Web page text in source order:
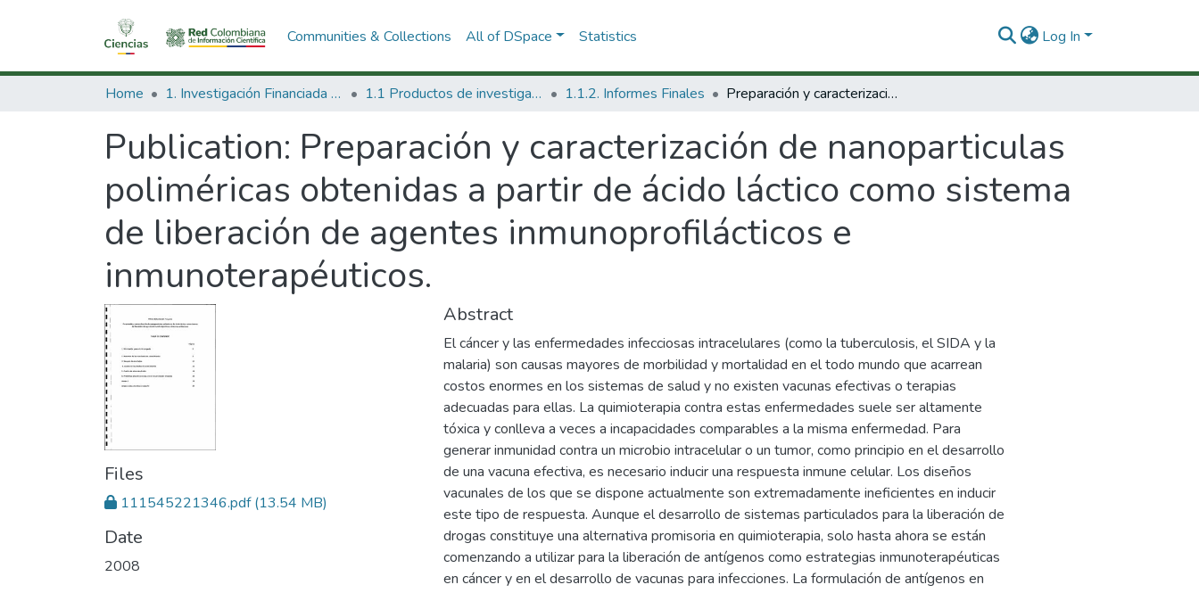
Communities & Collections All of DSpace Statistics Log In
Home 1. Investigación Financiada con Recursos Públicos 1.1 Productos de investigación 1.1.2. Informes Finales Preparación y caracterización de nanoparticulas poliméricas obtenidas a partir de ácido láctico como sistema de liberación de agentes inmunoprofilácticos e inmunoterapéuticos.
Publication: Preparación y caracterización de nanoparticulas
poliméricas obtenidas a partir de ácido láctico como sistema
de liberación de agentes inmunoprofilácticos e
inmunoterapéuticos.
Files
111545221346.pdf(13.54 MB)
Date
2008
Abstract
El cáncer y las enfermedades infecciosas intracelulares (como la tuberculosis, el SIDA y la
malaria) son causas mayores de morbilidad y mortalidad en el todo mundo que acarrean
costos enormes en los sistemas de salud y no existen vacunas efectivas o terapias
adecuadas para ellas. La quimioterapia contra estas enfermedades suele ser altamente
tóxica y conlleva a veces a incapacidades comparables a la misma enfermedad. Para
generar inmunidad contra un microbio intracelular o un tumor, como principio en el desarrollo
de una vacuna efectiva, es necesario inducir una respuesta inmune celular. Los diseños
vacunales de los que se dispone actualmente son extremadamente ineficientes en inducir
este tipo de respuesta. Aunque el desarrollo de sistemas particulados para la liberación de
drogas constituye una alternativa promisoria en quimioterapia, solo hasta ahora se están
comenzando a utilizar para la liberación de antígenos como estrategias inmunoterapéuticas
en cáncer y en el desarrollo de vacunas para infecciones. La formulación de antígenos en